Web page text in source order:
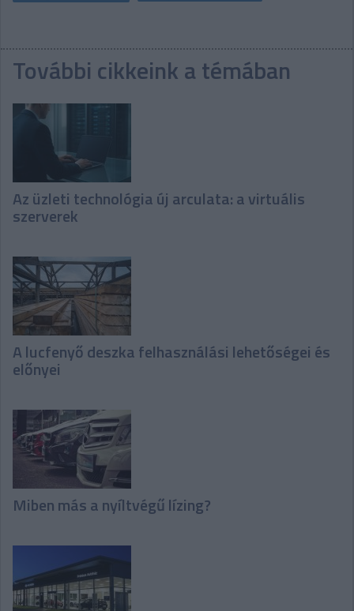
További cikkeink a témában
Az üzleti technológia új arculata: a virtuális
szerverek
A lucfenyő deszka felhasználási lehetőségei és
előnyei
Miben más a nyíltvégű lízing?